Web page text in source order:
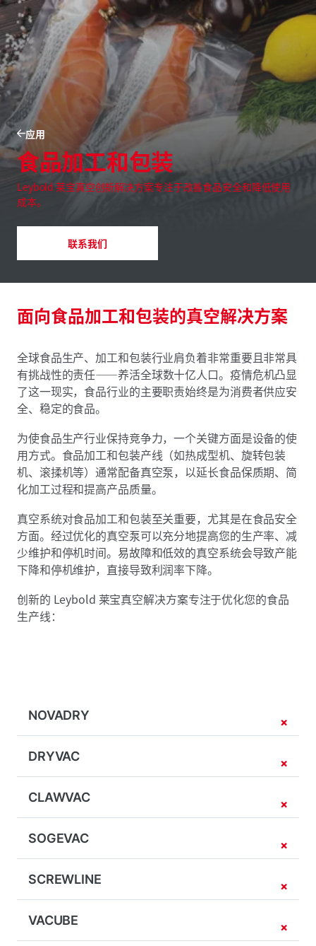
应用
食品加工和包装
Leybold 莱宝真空创新解决方案专注于改善食品安全和降低使用
成本。
联系我们
面向食品加工和包装的真空解决方案
全球食品生产、加工和包装行业肩负着非常重要且非常具
有挑战性的责任——养活全球数十亿人口。疫情危机凸显
了这一现实，食品行业的主要职责始终是为消费者供应安
全、稳定的食品。
为使食品生产行业保持竞争力，一个关键方面是设备的使
用方式。食品加工和包装产线（如热成型机、旋转包装
机、滚揉机等）通常配备真空泵，以延长食品保质期、简
化加工过程和提高产品质量。
真空系统对食品加工和包装至关重要，尤其是在食品安全
方面。经过优化的真空泵可以充分地提高您的生产率、减
少维护和停机时间。易故障和低效的真空系统会导致产能
下降和停机维护，直接导致利润率下降。
创新的 Leybold 莱宝真空解决方案专注于优化您的食品
生产线：
NOVADRY
DRYVAC
CLAWVAC
SOGEVAC
SCREWLINE
VACUBE